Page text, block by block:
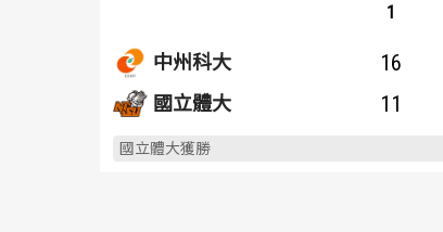
1
中州科大 16
11
國立體大
國立體大獲勝